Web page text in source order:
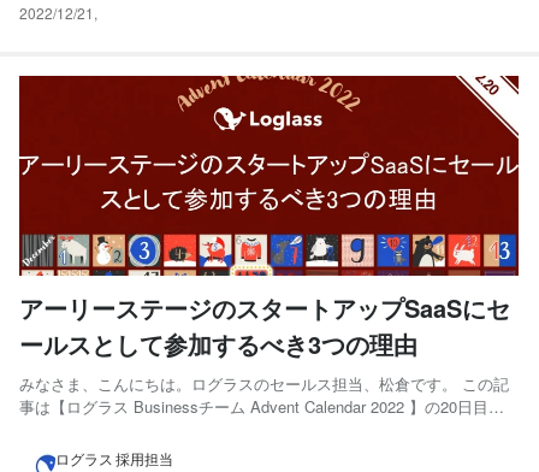
2022/12/21 ,
アーリーステージのスタートアップSaaSにセ
ールスとして参加するべき3つの理由
みなさま、こんにちは。ログラスのセールス担当、松倉です。 この記
事は【ログラス Businessチーム Advent Calendar 2022 】の20日目
日noteを投稿してますので、是非ご覧ください。 もう2022年も残すと
ログラス 採用担当